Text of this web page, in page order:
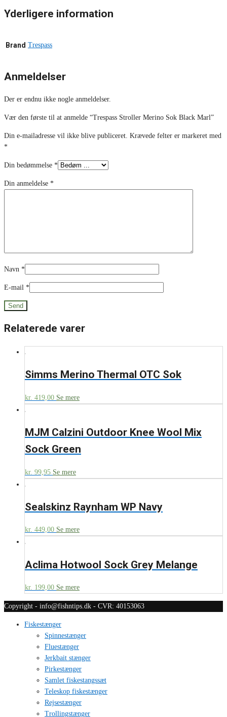
Yderligere information
Brand Trespass
Anmeldelser
Der er endnu ikke nogle anmeldelser.
Vær den første til at anmelde “Trespass Stroller Merino Sok Black Marl”
Din e-mailadresse vil ikke blive publiceret. Krævede felter er markeret med
*
Din bedømmelse *
Din anmeldelse *
Navn *
E-mail *
Relaterede varer
Simms Merino Thermal OTC Sok
kr. 419,00 Se mere
MJM Calzini Outdoor Knee Wool Mix
Sock Green
kr. 99,95 Se mere
Sealskinz Raynham WP Navy
kr. 449,00 Se mere
Aclima Hotwool Sock Grey Melange
kr. 199,00 Se mere
Copyright - info@fishntips.dk - CVR: 40153063
Fiskestænger
Spinnestænger
Fluestænger
Jerkbait stænger
Pirkestænger
Samlet fiskestangssæt
Teleskop fiskestænger
Rejsestænger
Trollingstænger